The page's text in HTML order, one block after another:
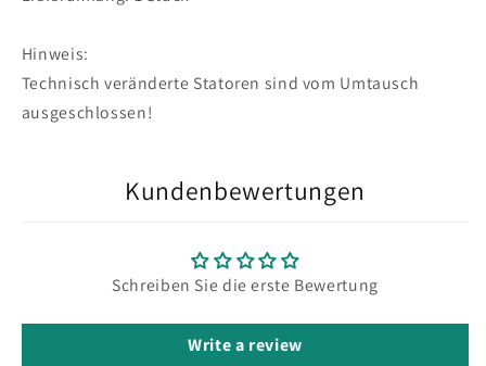
Hinweis:
Technisch veränderte Statoren sind vom Umtausch
ausgeschlossen!
Kundenbewertungen
Schreiben Sie die erste Bewertung
Write a review